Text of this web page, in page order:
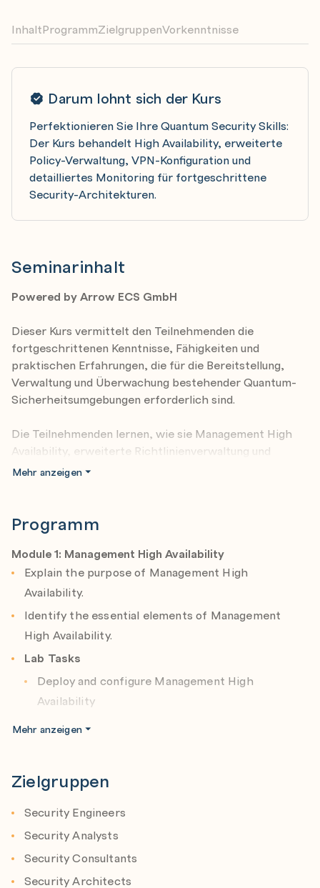
Darum lohnt sich der Kurs
Perfektionieren Sie Ihre Quantum Security Skills:
Der Kurs behandelt High Availability, erweiterte
Policy-Verwaltung, VPN-Konfiguration und
detailliertes Monitoring für fortgeschrittene
Security-Architekturen.
Seminarinhalt
Powered by Arrow ECS GmbH
Dieser Kurs vermittelt den Teilnehmenden die
fortgeschrittenen Kenntnisse, Fähigkeiten und
praktischen Erfahrungen, die für die Bereitstellung,
Verwaltung und Überwachung bestehender Quantum-
Sicherheitsumgebungen erforderlich sind.
Die Teilnehmenden lernen, wie sie Management High
Availability, erweiterte Richtlinienverwaltung und
erweiterte Sicherheitsüberwachung bereitstellen,
Installation von Hotfixes verwenden, einen Primary
Security Management Server importieren und ElasticXL
Cluster bereitstellen.
Mehr anzeigen
Programm
Module 1: Management High Availability
Explain the purpose of Management High
Availability.
Identify the essential elements of Management
High Availability.
Lab Tasks
Deploy and configure Management High
Availability
Ensure the failover process functions as expected
Identify ways to enhance the Security Policy with
more object types.
Create dynamic objects to make policy updatable
from the Gateway.
Manually define NAT rules.
Mehr anzeigen
Zielgruppen
Security Engineers
Security Analysts
Security Consultants
Security Architects
InhaltProgrammZielgruppenVorkenntnisse